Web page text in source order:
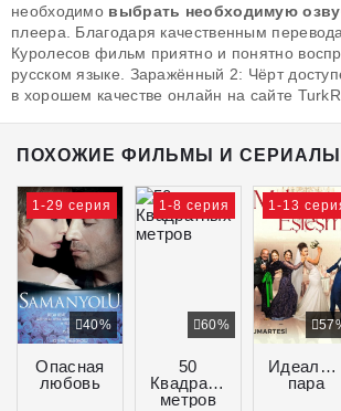
необходимо выбрать необходимую
плеера. Благодаря качественным
Куролесов фильм приятно и понятно
русском языке. Заражённый 2: Чёрт
в хорошем качестве онлайн на сайте
ПОХОЖИЕ ФИЛЬМЫ И СЕРИАЛЫ
Опасная
любовь
40%
1-29 серия
50
Квадратных
метров
60%
1-8 серия
пара
1-13